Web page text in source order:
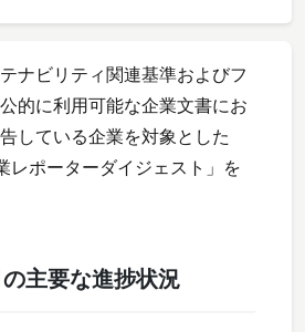
ナビリティ関連基準およびフ
的に利用可能な企業文書にお
している企業を対象とした
レポーターダイジェスト」を
主要な進捗状況